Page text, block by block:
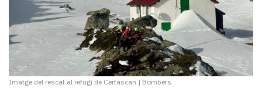
Imatge del rescat al refugi de Certascan | Bombers